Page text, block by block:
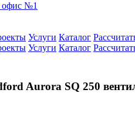
офис №1
Услуги Каталог
Услуги Каталог
Aurora SQ 250